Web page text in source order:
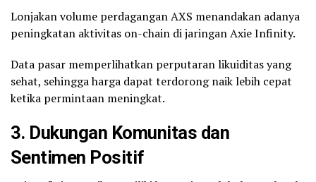
Lonjakan volume perdagangan AXS menandakan adanya
peningkatan aktivitas on-chain di jaringan Axie Infinity.
Data pasar memperlihatkan perputaran likuiditas yang
sehat, sehingga harga dapat terdorong naik lebih cepat
ketika permintaan meningkat.
3. Dukungan Komunitas dan
Sentimen Positif